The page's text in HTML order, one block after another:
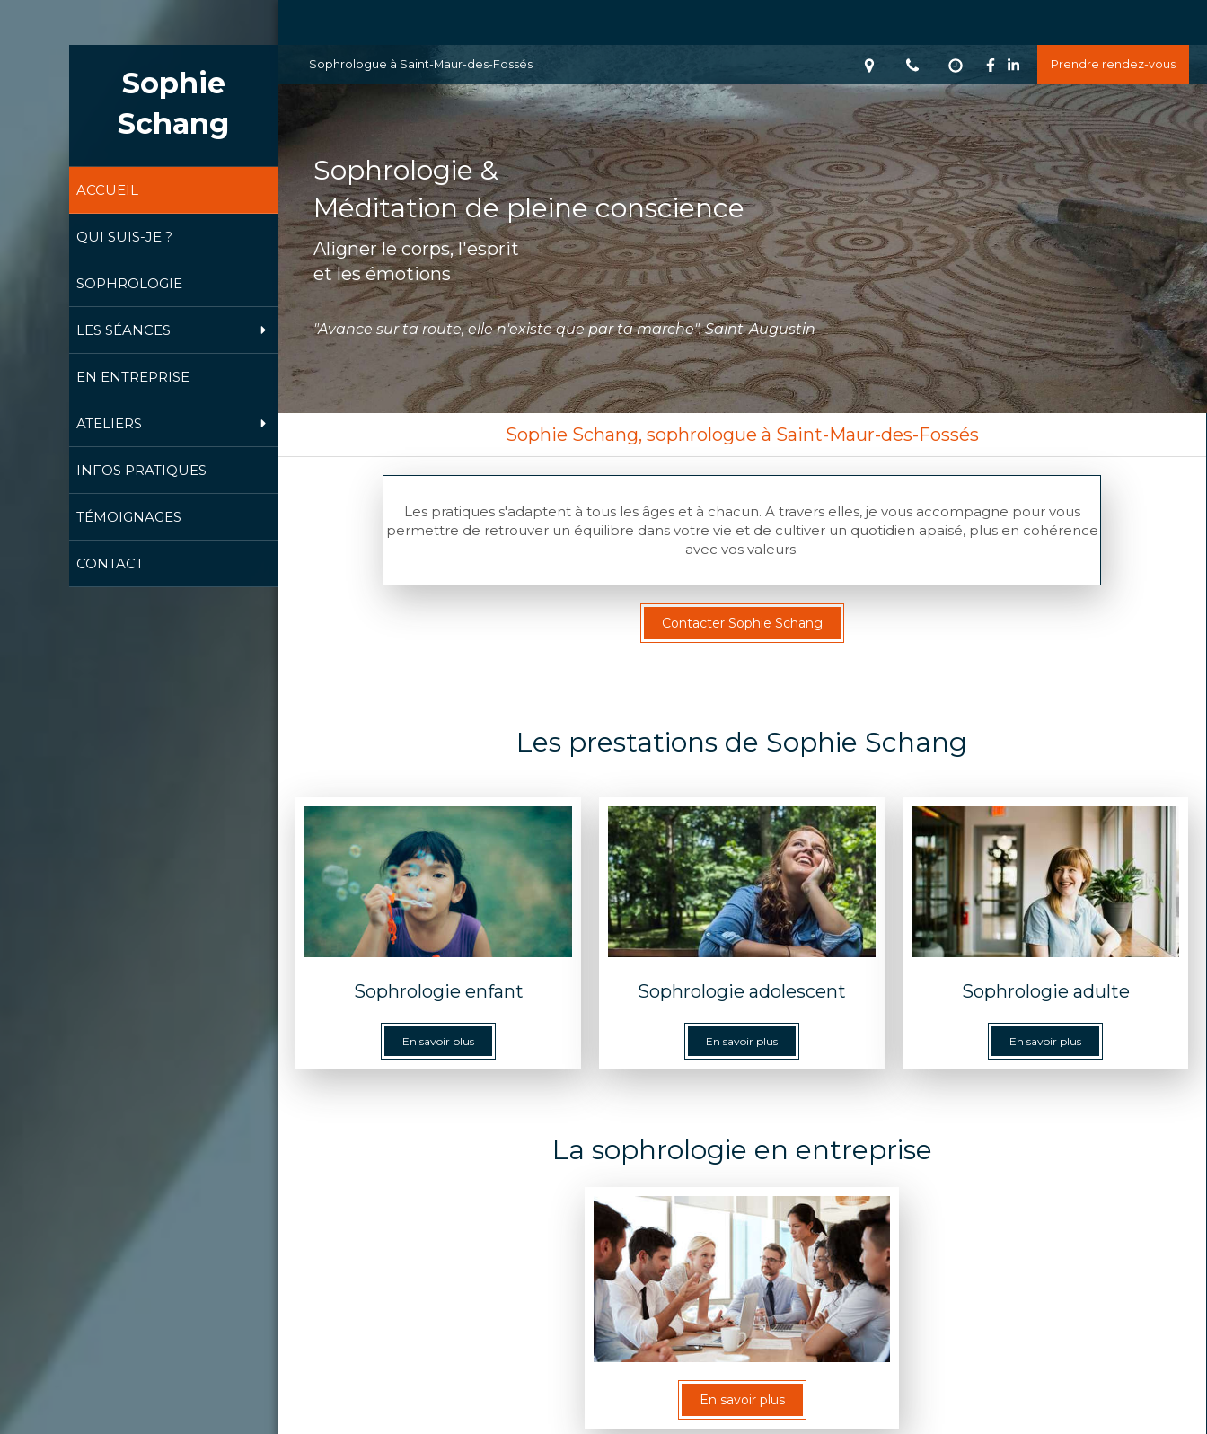
Sophie
Schang
ACCUEIL
QUI SUIS-JE ?
SOPHROLOGIE
LES SÉANCES
EN ENTREPRISE
ATELIERS
INFOS PRATIQUES
TÉMOIGNAGES
CONTACT
Sophrologue à Saint-Maur-des-Fossés Prendre rendez-vous
Sophrologie &
Méditation de pleine conscience
Aligner le corps, l'esprit
et les émotions
"Avance sur ta route, elle n'existe que par ta marche". Saint-Augustin
Sophie Schang, sophrologue à Saint-Maur-des-Fossés
Les pratiques s'adaptent à tous les âges et à chacun. A travers elles, je vous accompagne pour vous
permettre de retrouver un équilibre dans votre vie et de cultiver un quotidien apaisé, plus en cohérence
avec vos valeurs.
Contacter Sophie Schang
Les prestations de Sophie Schang
Sophrologie enfant
En savoir plus
Sophrologie adolescent
En savoir plus
Sophrologie adulte
En savoir plus
La sophrologie en entreprise
En savoir plus